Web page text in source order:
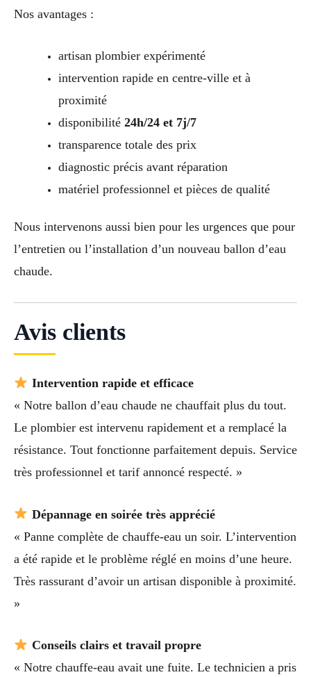
Nos avantages :
artisan plombier expérimenté
intervention rapide en centre-ville et à
proximité
disponibilité 24h/24 et 7j/7
transparence totale des prix
diagnostic précis avant réparation
matériel professionnel et pièces de qualité
Nous intervenons aussi bien pour les urgences que pour
l’entretien ou l’installation d’un nouveau ballon d’eau
chaude.
Avis clients
Intervention rapide et efficace
« Notre ballon d’eau chaude ne chauffait plus du tout.
Le plombier est intervenu rapidement et a remplacé la
résistance. Tout fonctionne parfaitement depuis. Service
très professionnel et tarif annoncé respecté. »
Dépannage en soirée très apprécié
« Panne complète de chauffe-eau un soir. L’intervention
a été rapide et le problème réglé en moins d’une heure.
Très rassurant d’avoir un artisan disponible à proximité.
»
Conseils clairs et travail propre
« Notre chauffe-eau avait une fuite. Le technicien a pris